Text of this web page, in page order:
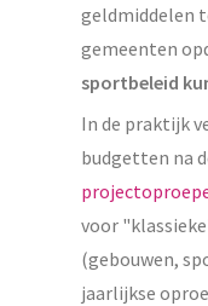
geldmiddelen
gemeenten
sportbeleid
In de praktijk
budgetten na
voor
(gebouwen,
jaarlijkse